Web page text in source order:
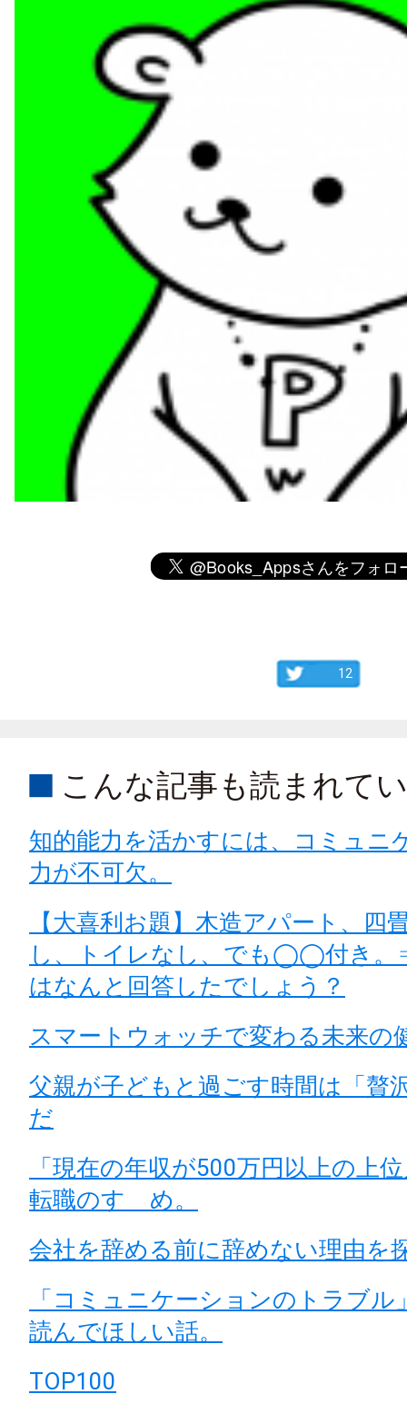
12
こんな記事も読まれて
知的能力を活かすには、コミュニ
力が不可欠。
【大喜利お題】木造アパート、四
し、トイレなし、でも◯◯付き
はなんと回答したでしょう？
スマートウォッチで変わる未来の
父親が子どもと過ごす時間は「贅
だ
「現在の年収が500万円以上の上
転職のすゝめ。
会社を辞める前に辞めない理由を
「コミュニケーションのトラブル
読んでほしい話。
TOP100